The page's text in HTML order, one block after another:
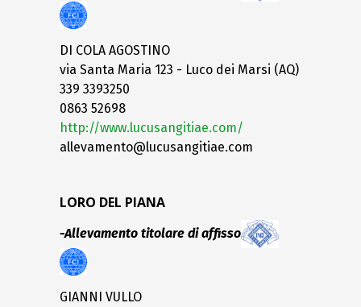
DI COLA AGOSTINO
via Santa Maria 123 - Luco dei Marsi (AQ)
339 3393250
0863 52698
http://www.lucusangitiae.com/
allevamento@lucusangitiae.com
LORO DEL PIANA
-Allevamento titolare di affisso
GIANNI VULLO